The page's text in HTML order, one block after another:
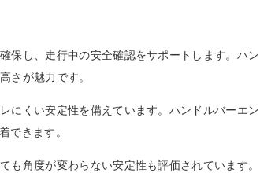
保し、走行中の安全確認をサポートします。ハン
さが魅力です。
にくい安定性を備えています。ハンドルバーエン
できます。
も角度が変わらない安定性も評価されています。